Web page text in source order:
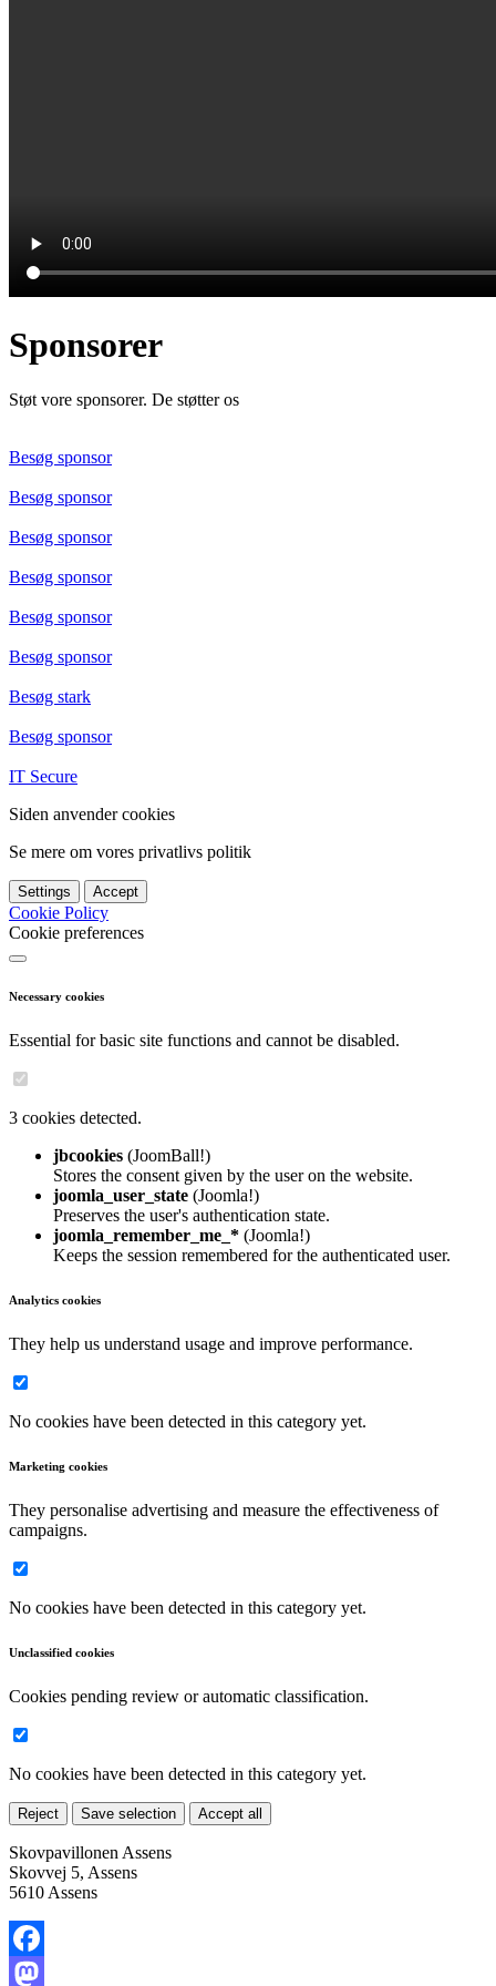
Sponsorer
Støt vore sponsorer. De støtter os
Besøg sponsor
Besøg sponsor
Besøg sponsor
Besøg sponsor
Besøg sponsor
Besøg sponsor
Besøg stark
Besøg sponsor
IT Secure
Siden anvender cookies
Se mere om vores privatlivs politik
Settings Accept
Cookie Policy
Cookie preferences
Necessary cookies
Essential for basic site functions and cannot be disabled.
3 cookies detected.
jbcookies (JoomBall!)
Stores the consent given by the user on the website.
joomla_user_state (Joomla!)
Preserves the user's authentication state.
joomla_remember_me_* (Joomla!)
Keeps the session remembered for the authenticated user.
Analytics cookies
They help us understand usage and improve performance.
No cookies have been detected in this category yet.
Marketing cookies
They personalise advertising and measure the effectiveness of
campaigns.
No cookies have been detected in this category yet.
Unclassified cookies
Cookies pending review or automatic classification.
No cookies have been detected in this category yet.
Reject Save selection Accept all
Skovpavillonen Assens
Skovvej 5, Assens
5610 Assens
Facebook